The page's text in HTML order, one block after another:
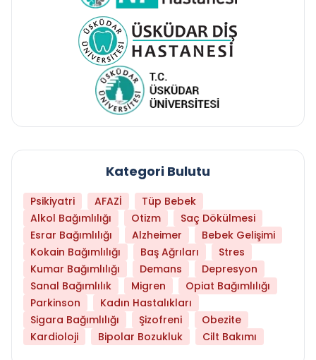
Kategori Bulutu
Psikiyatri AFAZİ
Tüp Bebek
Alkol Bağımlılığı
Otizm
Saç Dökülmesi
Esrar Bağımlılığı
Alzheimer
Bebek Gelişimi
Kokain Bağımlılığı
Baş Ağrıları
Stres
Kumar Bağımlılığı
Demans
Depresyon
Sanal Bağımlılık
Migren
Opiat Bağımlılığı
Parkinson
Kadın Hastalıkları
Sigara Bağımlılığı
Şizofreni
Obezite
Kardioloji
Bipolar Bozukluk Cilt Bakımı